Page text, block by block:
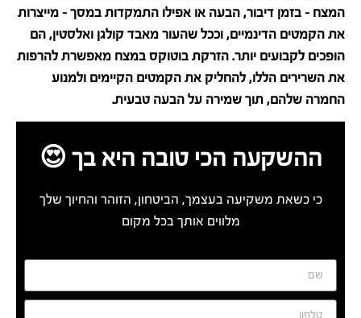
המצח – בזמן דיבור, הבעה או אפילו התמקדות במסך – מייצרות
את הקמטים הדינמיים, וככל שהעור מאבד קולגן ואלסטין, הם
הופכים לקבועים יותר. הזרקת בוטוקס במצח מאפשרת להרפות
את השרירים הללו, להחליק את הקמטים הקיימים ולמנוע
החמרה שלהם, תוך שמירה על הבעה טבעית.
ההשקעה הכי טובה היא בך 😍
כי כשאת משקיעה בעצמך, הביטחון, הזוהר והחיוך שלך
מלווים אותך בכל מקום